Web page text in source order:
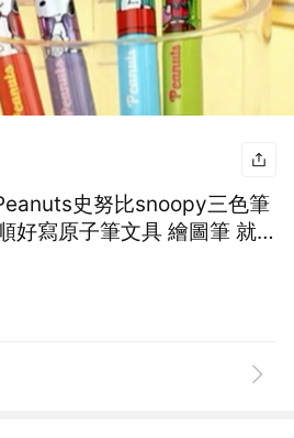
史努比snoopy三色筆
速乾自動筆 原珠筆 史奴
友生日送禮